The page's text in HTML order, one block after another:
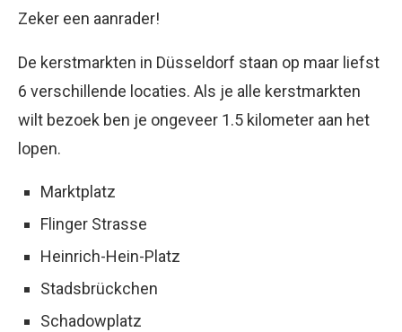
Zeker een aanrader!
De kerstmarkten in Düsseldorf staan op maar liefst
6 verschillende locaties. Als je alle kerstmarkten
wilt bezoek ben je ongeveer 1.5 kilometer aan het
lopen.
Marktplatz
Flinger Strasse
Heinrich-Hein-Platz
Stadsbrückchen
Schadowplatz